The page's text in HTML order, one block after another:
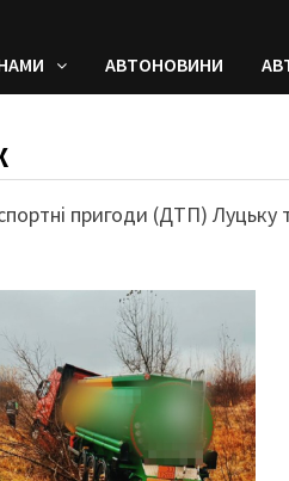
АВТОНОВИНИ
пригоди (ДТП) Луцьку